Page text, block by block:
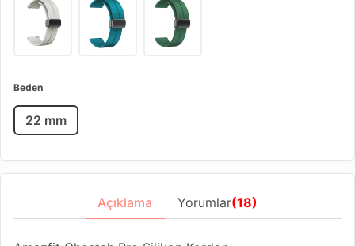
Beden
22 mm
Açıklama Yorumlar(18)